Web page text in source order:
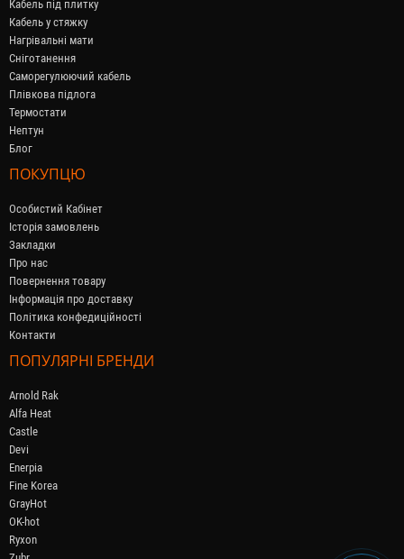
Кабель під плитку
Кабель у стяжку
Нагрівальні мати
Сніготанення
Саморегулюючий кабель
Плівкова підлога
Термостати
Нептун
Блог
ПОКУПЦЮ
Особистий Кабінет
Історія замовлень
Закладки
Про нас
Повернення товару
Інформація про доставку
Політика конфедиційності
Контакти
ПОПУЛЯРНІ БРЕНДИ
Arnold Rak
Alfa Heat
Castle
Devi
Enerpia
Fine Korea
GrayHot
OK-hot
Ryxon